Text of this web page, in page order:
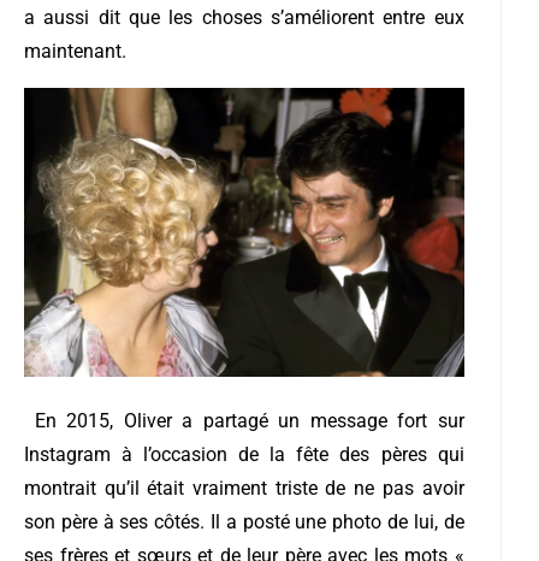
a aussi dit que les choses s’améliorent entre eux
maintenant.
En 2015, Oliver a partagé un message fort sur
Instagram à l’occasion de la fête des pères qui
montrait qu’il était vraiment triste de ne pas avoir
son père à ses côtés. Il a posté une photo de lui, de
ses frères et sœurs et de leur père avec les mots «